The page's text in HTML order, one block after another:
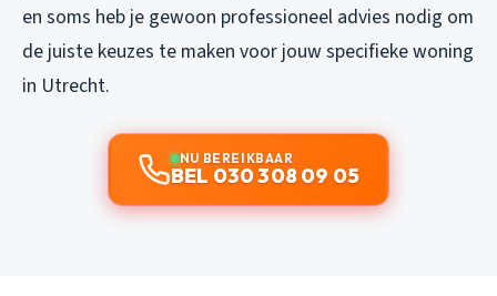
en soms heb je gewoon professioneel advies nodig om
de juiste keuzes te maken voor jouw specifieke woning
in Utrecht.
NU BEREIKBAAR
BEL 030 308 09 05